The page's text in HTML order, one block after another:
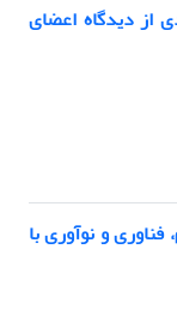
از دیدگاه اعضای
و نوآوری با